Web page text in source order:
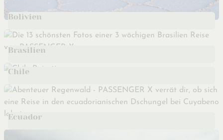
Bolivien
Brasilien
Chile
Ecuador